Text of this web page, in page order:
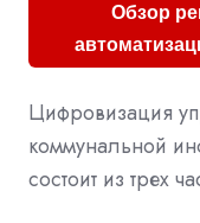
Обзор
Цифровизация
коммунальной
состоит из трех